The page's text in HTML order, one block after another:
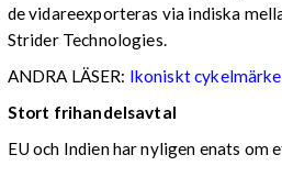
de vidareexporteras via indiska
Strider Technologies.
ANDRA LÄSER: Ikoniskt
Stort frihandelsavtal
EU och Indien har nyligen enats